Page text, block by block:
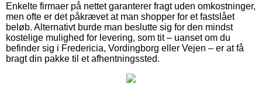
Enkelte firmaer på nettet garanterer fragt uden omkostninger,
men ofte er det påkrævet at man shopper for et fastslået
beløb. Alternativt burde man beslutte sig for den mindst
kostelige mulighed for levering, som tit – uanset om du
befinder sig i Fredericia, Vordingborg eller Vejen – er at få
bragt din pakke til et afhentningssted.